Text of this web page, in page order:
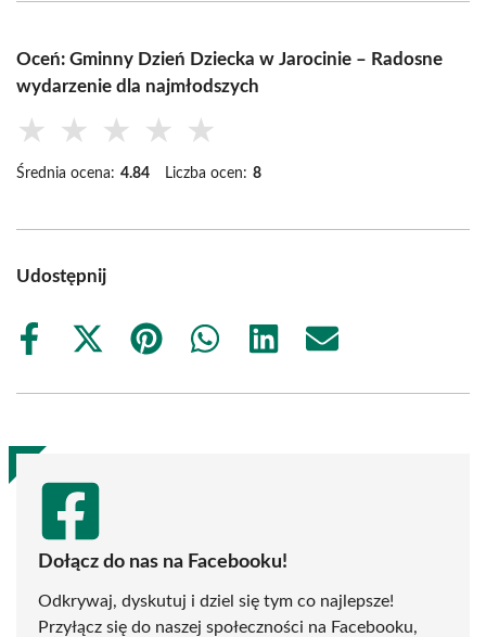
Oceń: Gminny Dzień Dziecka w Jarocinie – Radosne
wydarzenie dla najmłodszych
★ ★ ★ ★ ★
Średnia ocena: 4.84 Liczba ocen: 8
Udostępnij
Share
Share
(Twitter)
Share
Share
Share
Share
Dołącz do nas na Facebooku!
Odkrywaj, dyskutuj i dziel się tym co najlepsze!
Przyłącz się do naszej społeczności na Facebooku,